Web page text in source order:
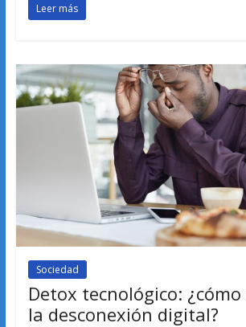
Leer más
Sociedad
Detox tecnológico:
la desconexión digital?